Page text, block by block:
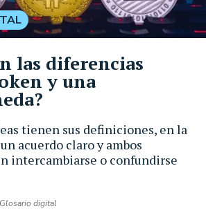
tienen sus definiciones, en la
acuerdo claro y ambos
intercambiarse o confundirse
digital
las diferencias
y una